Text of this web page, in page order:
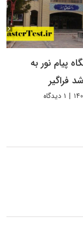
پیام نور به
فراگیر
| ۱ دیدگاه